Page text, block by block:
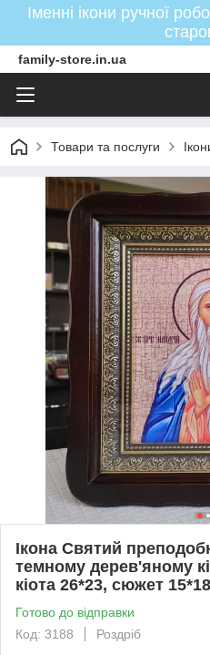
Іменні ікони ручної
family-store.in.ua
Товари та послуги
Ікона Святий
темному дерев'яному
кіота 26*23, сюжет 15*18
Готово до відправки
Код: 3188
Роздріб